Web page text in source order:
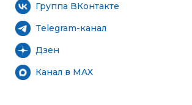
Группа ВКонтакте
Telegram-канал
Дзен
Канал в MAX